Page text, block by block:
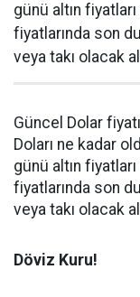
günü altın
fiyatlarında son
veya takı olacak
Güncel Dolar
Doları ne kadar
günü altın
fiyatlarında son
veya takı olacak
Döviz Kuru!